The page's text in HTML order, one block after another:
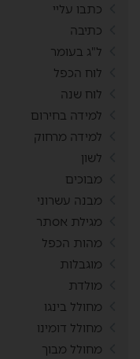
כתבו עליי
כתיבה
ל"ג בעומר
לוח הכפל
לוח שנה
למידה בחירום
למידה מרחוק
לשון
מבוכים
מבנה עשרוני
מגילת אסתר
מהות הכפל
מוגבלות
מולדת
מחולל בינגו
מחולל דומינו
מחולל מבוך